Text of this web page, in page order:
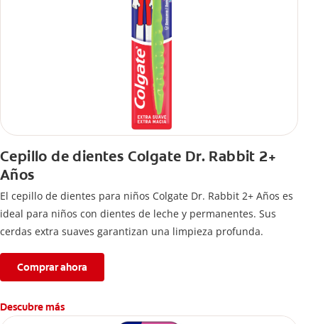
Cepillo de dientes Colgate Dr. Rabbit 2+
Años
El cepillo de dientes para niños Colgate Dr. Rabbit 2+ Años es
ideal para niños con dientes de leche y permanentes. Sus
cerdas extra suaves garantizan una limpieza profunda.
Comprar ahora
Descubre más